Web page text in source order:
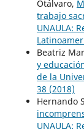
Otálvaro,
trabajo
UNAULA:
Beatriz
y
de la
38 (2018)
Hernando
UNAULA: